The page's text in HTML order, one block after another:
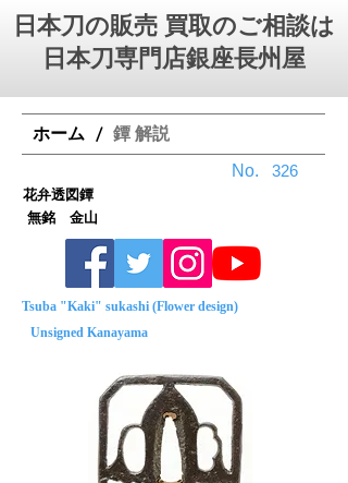
日本刀の販売 買取のご相談は
日本刀専門店銀座⻑州屋
ホーム / 鐔 解説
No.
無銘 金山
Tsuba "Kaki" sukashi (Flower design)
Unsigned Kanayama
花弁透図鐔
326